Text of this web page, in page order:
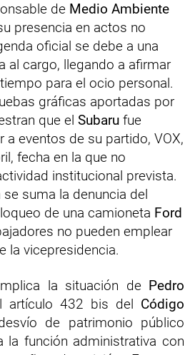
de Medio Ambiente
presencia en actos no
oficial se debe a una
al cargo, llegando a afirmar
para el ocio personal.
gráficas aportadas por
que el Subaru fue
a eventos de su partido, VOX,
fecha en la que no
institucional prevista.
suma la denuncia del
de una camioneta Ford
no pueden emplear
la vicepresidencia.
la situación de Pedro
artículo 432 bis del Código
de patrimonio público
la función administrativa con